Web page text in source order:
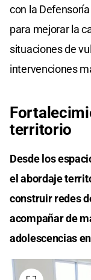
con la
para mejorar la
situaciones de
intervenciones
territorio
Desde los
el abordaje
construir redes
acompañar de
adolescencias